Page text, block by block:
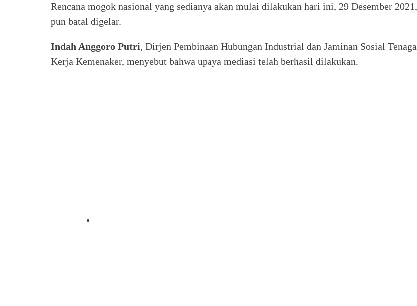
Rencana mogok nasional yang sedianya akan mulai dilakukan hari ini, 29 Desember 2021,
pun batal digelar.
Indah Anggoro Putri, Dirjen Pembinaan Hubungan Industrial dan Jaminan Sosial Tenaga
Kerja Kemenaker, menyebut bahwa upaya mediasi telah berhasil dilakukan.